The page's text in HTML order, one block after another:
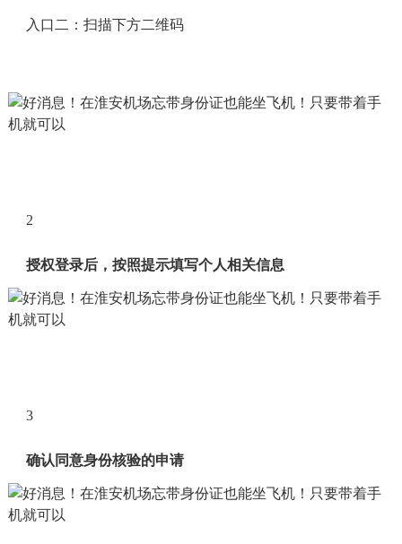
入口二：扫描下方二维码
2
授权登录后，按照提示填写个人相关信息
3
确认同意身份核验的申请